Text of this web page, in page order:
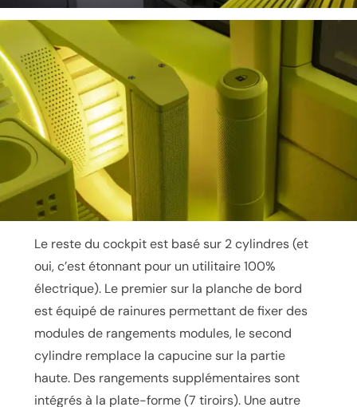
Le reste du cockpit est basé sur 2 cylindres (et
oui, c’est étonnant pour un utilitaire 100%
électrique). Le premier sur la planche de bord
est équipé de rainures permettant de fixer des
modules de rangements modules, le second
cylindre remplace la capucine sur la partie
haute. Des rangements supplémentaires sont
intégrés à la plate-forme (7 tiroirs). Une autre